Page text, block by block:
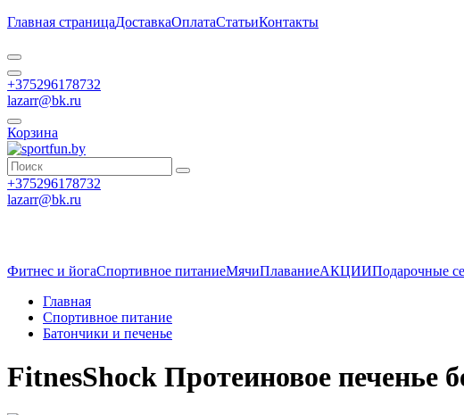
Главная страницаДоставкаОплатаСтатьиКонтакты
+375296178732
lazarr@bk.ru
Корзина
+375296178732
lazarr@bk.ru
Фитнес и йогаСпортивное питаниеМячиПлаваниеАКЦИИПодарочные
Главная
Спортивное питание
Батончики и печенье
FitnesShock Протеиновое печенье